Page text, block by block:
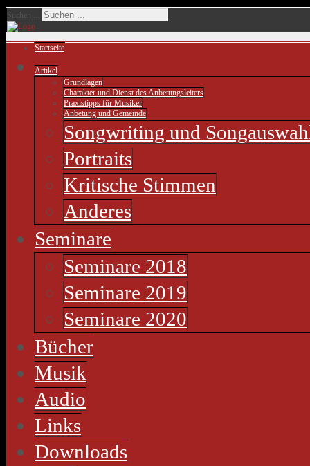
Suchen ...
Startseite
Artikel
Grundlagen
Charakter und Dienst des Anbetungsleiters
Praxistipps für Musiker
Anbetung und Gemeinde
Songwriting und
Portraits
Kritische Stimmen
Anderes
Seminare
Seminare 2018
Seminare 2019
Seminare 2020
Bücher
Musik
Audio
Links
Downloads